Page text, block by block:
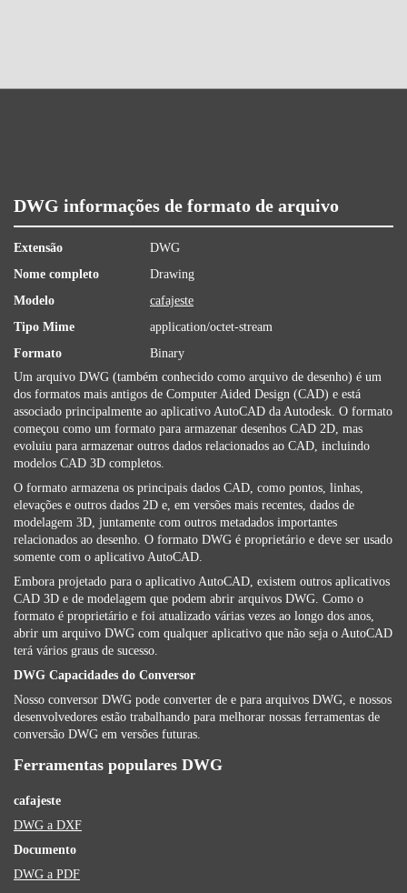
DWG informações de formato de arquivo
Extensão
DWG
Nome completo
Drawing
Modelo
cafajeste
Tipo Mime
application/octet-stream
Formato
Binary
Um arquivo DWG (também conhecido como arquivo de desenho) é um
dos formatos mais antigos de Computer Aided Design (CAD) e está
associado principalmente ao aplicativo AutoCAD da Autodesk. O formato
começou como um formato para armazenar desenhos CAD 2D, mas
evoluiu para armazenar outros dados relacionados ao CAD, incluindo
modelos CAD 3D completos.
O formato armazena os principais dados CAD, como pontos, linhas,
elevações e outros dados 2D e, em versões mais recentes, dados de
modelagem 3D, juntamente com outros metadados importantes
relacionados ao desenho. O formato DWG é proprietário e deve ser usado
somente com o aplicativo AutoCAD.
Embora projetado para o aplicativo AutoCAD, existem outros aplicativos
CAD 3D e de modelagem que podem abrir arquivos DWG. Como o
formato é proprietário e foi atualizado várias vezes ao longo dos anos,
abrir um arquivo DWG com qualquer aplicativo que não seja o AutoCAD
terá vários graus de sucesso.
DWG Capacidades do Conversor
Nosso conversor DWG pode converter de e para arquivos DWG, e nossos
desenvolvedores estão trabalhando para melhorar nossas ferramentas de
conversão DWG em versões futuras.
Ferramentas populares DWG
cafajeste
DWG a DXF
Documento
DWG a PDF